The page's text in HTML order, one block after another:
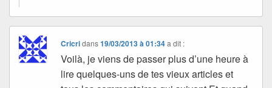
Cricridans19/03/2013 à 01:34 a dit :
Voilà, je viens de passer plus d’une heure à
lire quelques-uns de tes vieux articles et